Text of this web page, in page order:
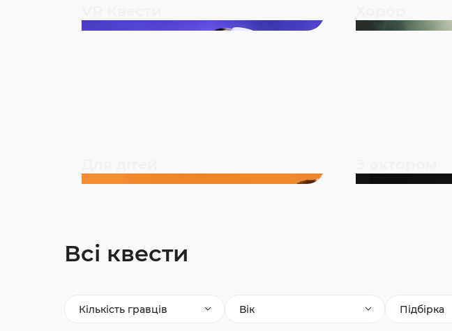
Всі квести
Кількість гравців Вік Підбірка